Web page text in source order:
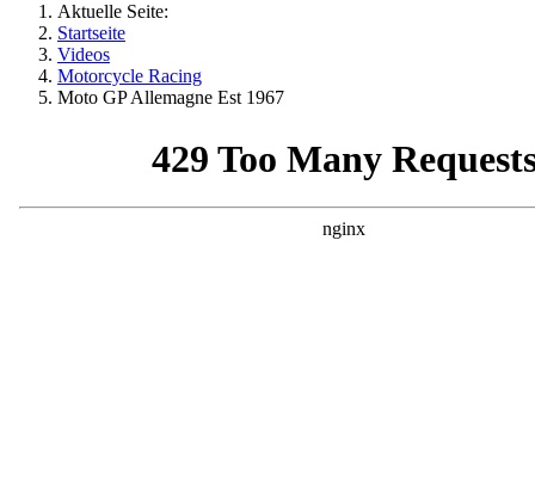
Aktuelle Seite:
Startseite
Videos
Motorcycle Racing
Moto GP Allemagne Est 1967